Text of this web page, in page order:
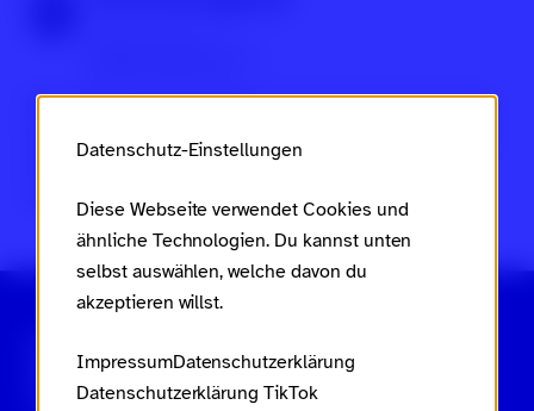
Dies ist ein Projekt desMinisteriums für Arbeit, Soziales,
Frauen, Familie und Jugend des Landes Rheinland-Pfalz
Landesaktionsplans gegen Rassismus
und Gruppenbezogene Menschenfeindlichkeit
Datenschutz-Einstellungen
Diese Webseite verwendet Cookies und
ähnliche Technologien. Du kannst unten
selbst auswählen, welche davon du
akzeptieren willst.
ImpressumDatenschutzerklärung
Datenschutzerklärung TikTok